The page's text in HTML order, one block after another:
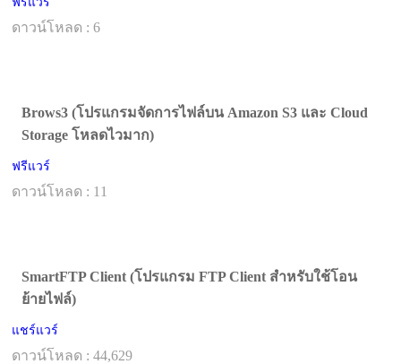
ดาวน์โหลด : 6
Brows3 (โปรแกรมจัดการไฟล์บน Amazon S3 และ Cloud
Storage โหลดไวมาก)
ฟรีแวร์
ดาวน์โหลด : 11
SmartFTP Client (โปรแกรม FTP Client สำหรับใช้โอน
ย้ายไฟล์)
แชร์แวร์
ดาวน์โหลด : 44,629